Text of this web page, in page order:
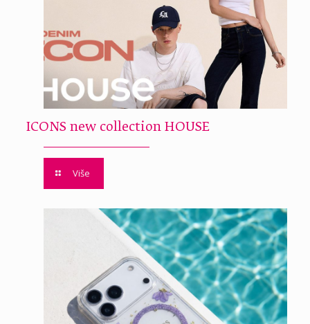
ICONS new collection HOUSE
Više